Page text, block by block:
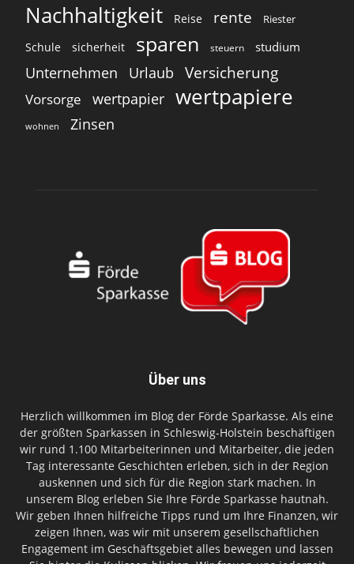
Nachhaltigkeit Reise rente Riester
Schule sicherheit sparen steuern studium
Unternehmen Urlaub Versicherung
Vorsorge wertpapier wertpapiere
wohnen Zinsen
Über uns
Herzlich willkommen im Blog der Förde Sparkasse. Als eine
der größten Sparkassen in Schleswig-Holstein beschäftigen
wir rund 1.100 Mitarbeiterinnen und Mitarbeiter, die jeden
Tag interessante Geschichten erleben, sich in der Region
auskennen und sich für die Region stark machen. In
unserem Blog erleben Sie Ihre Förde Sparkasse hautnah.
Wir geben Ihnen hilfreiche Tipps rund um Ihre Finanzen, wir
zeigen Ihnen, was wir mit unserem gesellschaftlichen
Engagement im Geschäftsgebiet alles bewegen und lassen